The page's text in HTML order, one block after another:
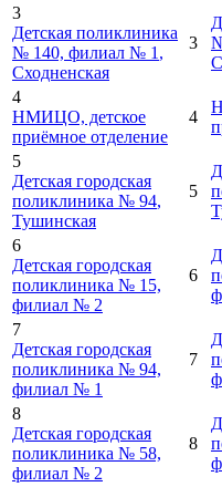
3
Детская поликлиника
№ 140, филиал № 1 ,
Сходненская
3
4
НМИЦО, детское
приёмное отделение
4
5
Детская городская
поликлиника № 94,
Тушинская
5
6
Детская городская
поликлиника № 15,
филиал № 2
6
7
Детская городская
поликлиника № 94,
филиал № 1
7
8
Детская городская
поликлиника № 58,
филиал № 2
8